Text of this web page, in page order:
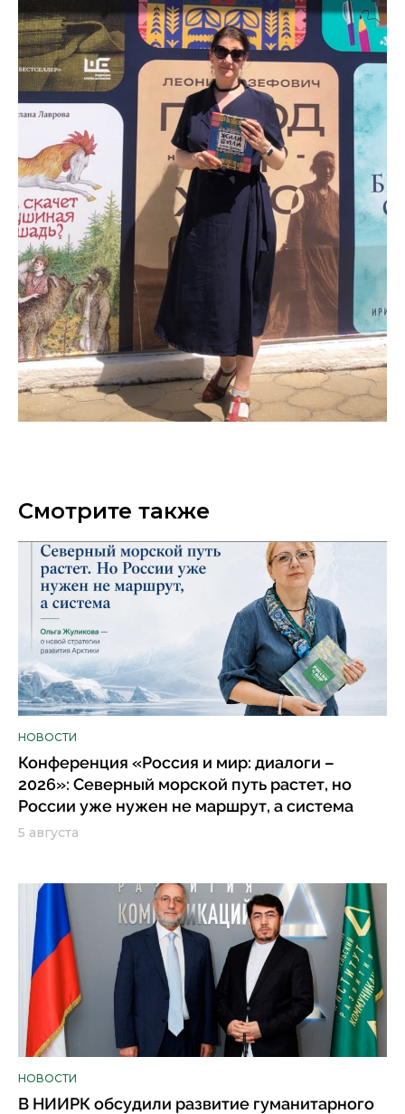
Смотрите также
НОВОСТИ
Конференция «Россия и мир: диалоги –
2026»: Северный морской путь растет, но
России уже нужен не маршрут, а система
5 августа
НОВОСТИ
В НИИРК обсудили развитие гуманитарного